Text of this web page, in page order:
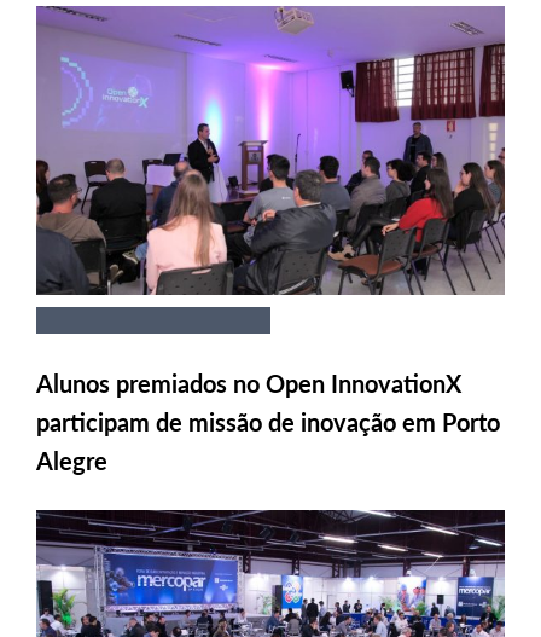
Alunos premiados no Open InnovationX
participam de missão de inovação em Porto
Alegre